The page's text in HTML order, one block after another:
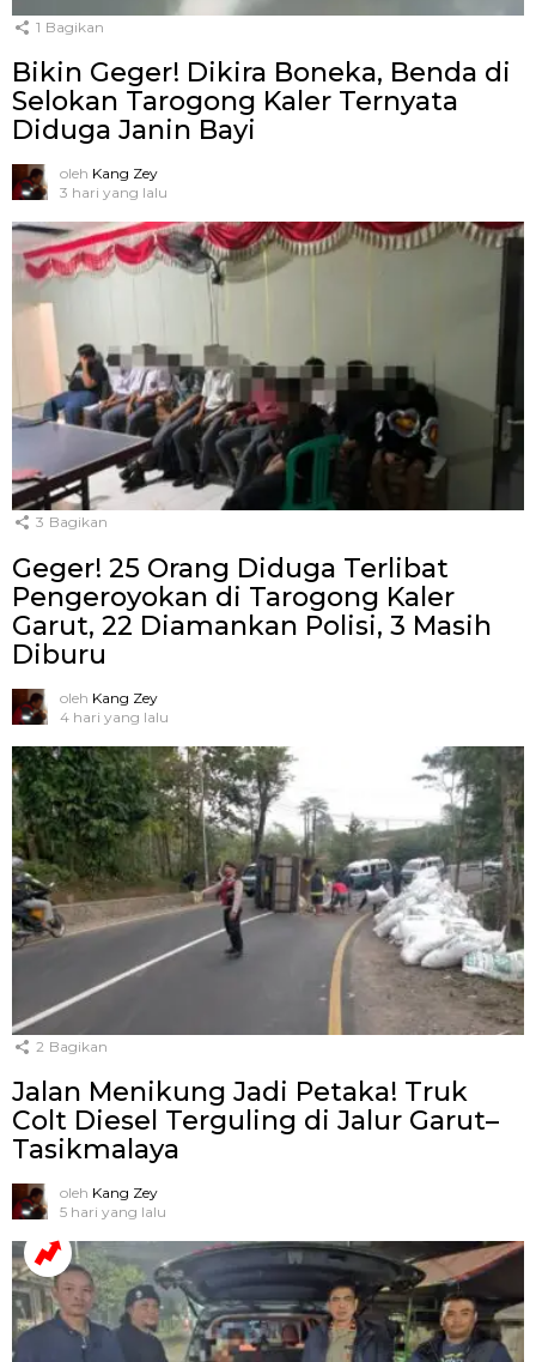
1 Bagikan
Bikin Geger! Dikira Boneka, Benda di
Selokan Tarogong Kaler Ternyata
Diduga Janin Bayi
oleh Kang Zey
3 hari yang lalu
3 Bagikan
Geger! 25 Orang Diduga Terlibat
Pengeroyokan di Tarogong Kaler
Garut, 22 Diamankan Polisi, 3 Masih
Diburu
oleh Kang Zey
4 hari yang lalu
2 Bagikan
Jalan Menikung Jadi Petaka! Truk
Colt Diesel Terguling di Jalur Garut–
Tasikmalaya
oleh Kang Zey
5 hari yang lalu